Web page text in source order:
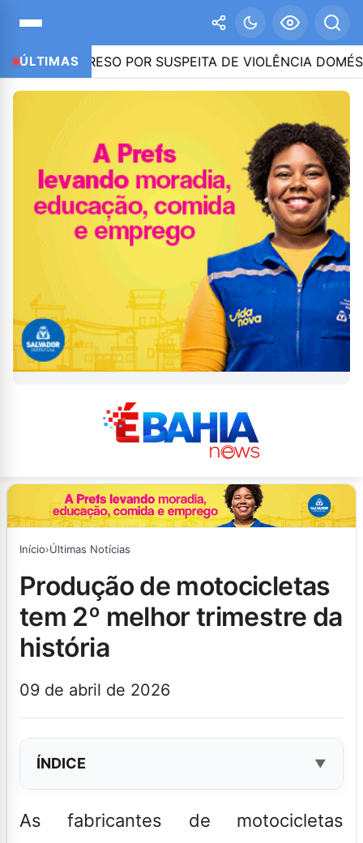
ÚLTIMASPOR SUSPEITA DE VIOLÊNCIA DOMÉSTICA –
Início›Últimas Notícias
produção de motocicletas
tem 2º melhor trimestre da
história
09 de abril de 2026
ÍNDICE
As fabricantes de motocicletas